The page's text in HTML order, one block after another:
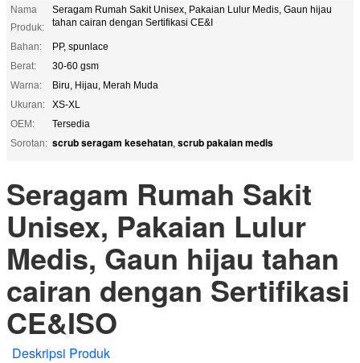
Nama
Produk:
Seragam Rumah Sakit Unisex, Pakaian Lulur Medis, Gaun hijau
tahan cairan dengan Sertifikasi CE&I
Bahan:
PP, spunlace
Berat:
30-60 gsm
Warna:
Biru, Hijau, Merah Muda
Ukuran:
XS-XL
OEM:
Tersedia
Sorotan: scrub seragam kesehatan, scrub pakaian medis
Seragam Rumah Sakit
Unisex, Pakaian Lulur
Medis, Gaun hijau tahan
cairan dengan Sertifikasi
CE&ISO
Deskripsi Produk